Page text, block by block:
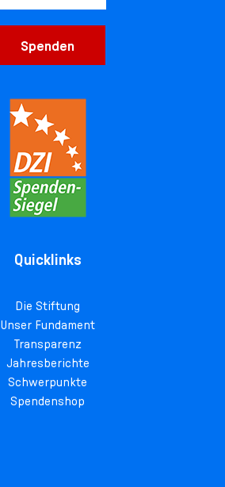
Spenden
Quicklinks
Die Stiftung
Unser Fundament
Transparenz
Jahresberichte
Schwerpunkte
Spendenshop